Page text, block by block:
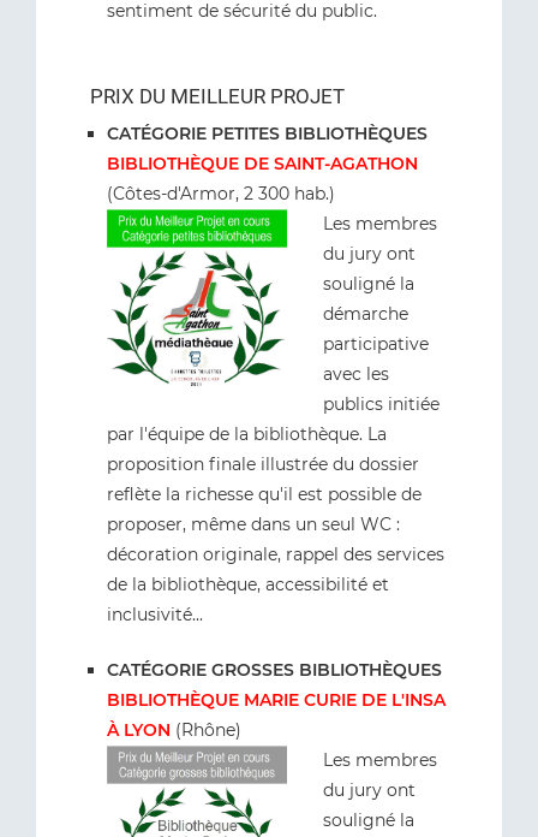
sentiment de sécurité du public.
PRIX DU MEILLEUR PROJET
CATÉGORIE PETITES BIBLIOTHÈQUES
BIBLIOTHÈQUE DE SAINT-AGATHON
(Côtes-d'Armor, 2 300 hab.)
Les membres
du jury ont
souligné la
démarche
participative
avec les
publics initiée
par l'équipe de la bibliothèque. La
proposition finale illustrée du dossier
reflète la richesse qu'il est possible de
proposer, même dans un seul WC :
décoration originale, rappel des services
de la bibliothèque, accessibilité et
inclusivité...
CATÉGORIE GROSSES BIBLIOTHÈQUES
BIBLIOTHÈQUE MARIE CURIE DE L'INSA
À LYON (Rhône)
Les membres
du jury ont
souligné la